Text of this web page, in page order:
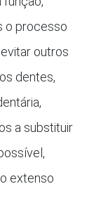
o processo
outros
dentes,
a substituir
extenso